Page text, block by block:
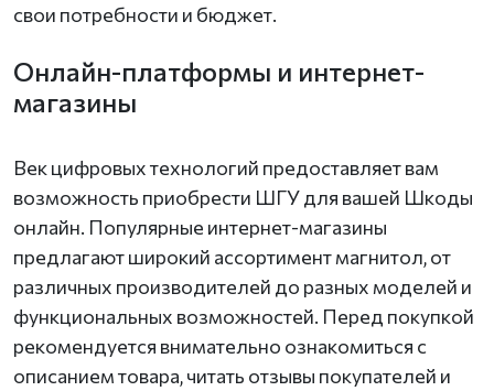
свои потребности и бюджет.
Онлайн-платформы и интернет-
магазины
Век цифровых технологий предоставляет вам
возможность приобрести ШГУ для вашей Шкоды
онлайн. Популярные интернет-магазины
предлагают широкий ассортимент магнитол, от
различных производителей до разных моделей и
функциональных возможностей. Перед покупкой
рекомендуется внимательно ознакомиться с
описанием товара, читать отзывы покупателей и